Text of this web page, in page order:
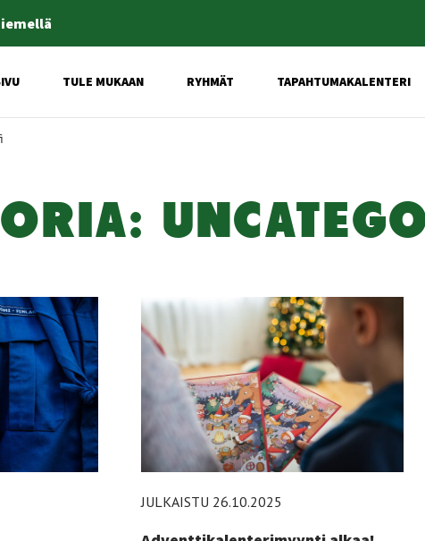
TULE MUKAAN RYHMÄT TAPAHTUMAKALENTERI
JULKAISTU 26.10.2025